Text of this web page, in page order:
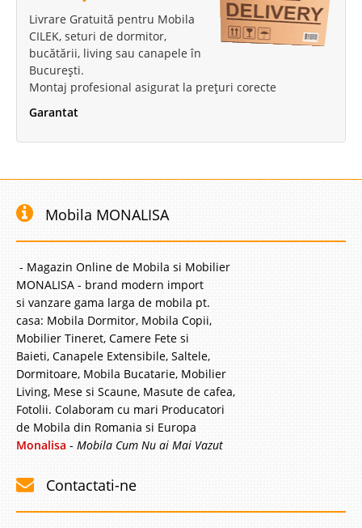
Livrare Gratuită pentru Mobila
CILEK, seturi de dormitor,
bucătării, living sau canapele în
București.
Montaj profesional asigurat la prețuri corecte
Garantat
Mobila MONALISA
- Magazin Online de Mobila si Mobilier
MONALISA - brand modern import
si vanzare gama larga de mobila pt.
casa: Mobila Dormitor, Mobila Copii,
Mobilier Tineret, Camere Fete si
Baieti, Canapele Extensibile, Saltele,
Dormitoare, Mobila Bucatarie, Mobilier
Living, Mese si Scaune, Masute de cafea,
Fotolii. Colaboram cu mari Producatori
de Mobila din Romania si Europa
Monalisa - Mobila Cum Nu ai Mai Vazut
Contactati-ne